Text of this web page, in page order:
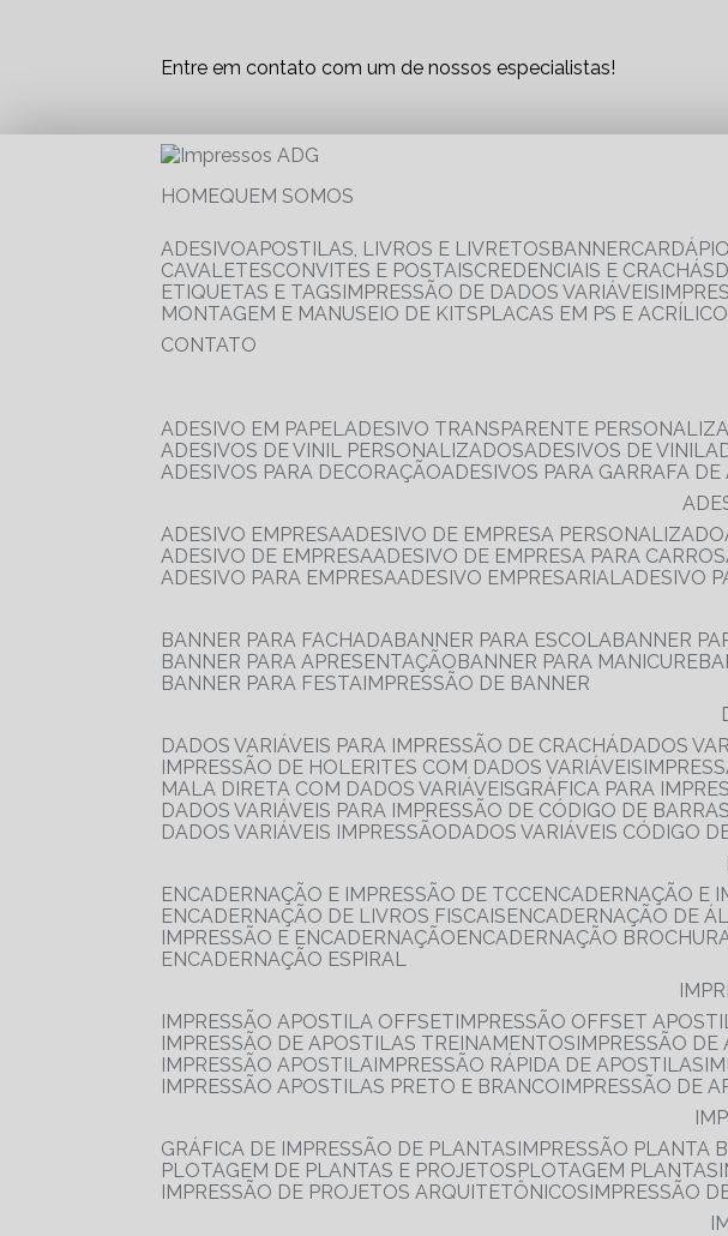
Entre em contato com um de nossos especialistas!
HOME
QUEM SOMOS
ADESIVO
APOSTILAS, LIVROS E LIVRETOS BANNER
CAVALETES
CONVITES E POSTAIS CREDENCIAIS E CRACHÁS
ETIQUETAS E TAGS IMPRESSÃO DE DADOS VARIÁVEIS
MONTAGEM E MANUSEIO DE KITS
PLACAS EM PS E ACRÍLICO
CONTATO
ADESIVO EM PAPEL
ADESIVO TRANSPARENTE
ADESIVOS DE VINIL PERSONALIZADOS
ADESIVOS DE VINIL
ADESIVOS PARA DECORAÇÃO
ADESIVOS PARA GARRAFA
ADESIVO EMPRESA
ADESIVO DE EMPRESA PERSONALIZADO
ADESIVO DE EMPRESA
ADESIVO DE EMPRESA PARA CARROS
ADESIVO PARA EMPRESA
ADESIVO EMPRESARIAL ADESIVO
BANNER PARA FACHADA
BANNER PARA ESCOLA BANNER
BANNER PARA APRESENTAÇÃO
BANNER PARA MANICURE
BANNER PARA FESTA IMPRESSÃO DE BANNER
DADOS VARIÁVEIS PARA IMPRESSÃO DE CRACHÁ
DADOS
IMPRESSÃO DE HOLERITES COM DADOS VARIÁVEIS
MALA DIRETA COM DADOS VARIÁVEIS
GRÁFICA PARA
DADOS VARIÁVEIS PARA IMPRESSÃO DE CÓDIGO DE BARRAS
DADOS VARIÁVEIS IMPRESSÃO
DADOS VARIÁVEIS CÓDIGO
ENCADERNAÇÃO E IMPRESSÃO DE TCC
ENCADERNAÇÃO E
ENCADERNAÇÃO DE LIVROS FISCAIS
ENCADERNAÇÃO DE
IMPRESSÃO E ENCADERNAÇÃO
ENCADERNAÇÃO
ENCADERNAÇÃO ESPIRAL
IMPRESSÃO APOSTILA OFFSET IMPRESSÃO OFFSET
IMPRESSÃO DE APOSTILAS TREINAMENTOS IMPRESSÃO
IMPRESSÃO APOSTILA IMPRESSÃO RÁPIDA DE APOSTILAS
IMPRESSÃO APOSTILAS PRETO E BRANCO IMPRESSÃO DE
GRÁFICA DE IMPRESSÃO DE PLANTAS IMPRESSÃO PLANTA
PLOTAGEM DE PLANTAS E PROJETOS
PLOTAGEM PLANTAS
IMPRESSÃO DE PROJETOS ARQUITETÔNICOS IMPRESSÃO